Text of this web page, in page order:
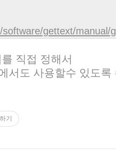
software/gettext/manual/
직접 정해서
서도 사용할수 있도
기